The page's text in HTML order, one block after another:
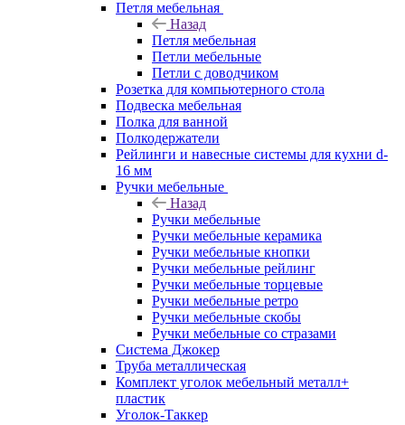
Петля мебельная
Назад
Петля мебельная
Петли мебельные
Петли с доводчиком
Розетка для компьютерного стола
Подвеска мебельная
Полка для ванной
Полкодержатели
Рейлинги и навесные системы для кухни d-
16 мм
Ручки мебельные
Назад
Ручки мебельные
Ручки мебельные керамика
Ручки мебельные кнопки
Ручки мебельные рейлинг
Ручки мебельные торцевые
Ручки мебельные ретро
Ручки мебельные скобы
Ручки мебельные со стразами
Система Джокер
Труба металлическая
Комплект уголок мебельный металл+
пластик
Уголок-Таккер